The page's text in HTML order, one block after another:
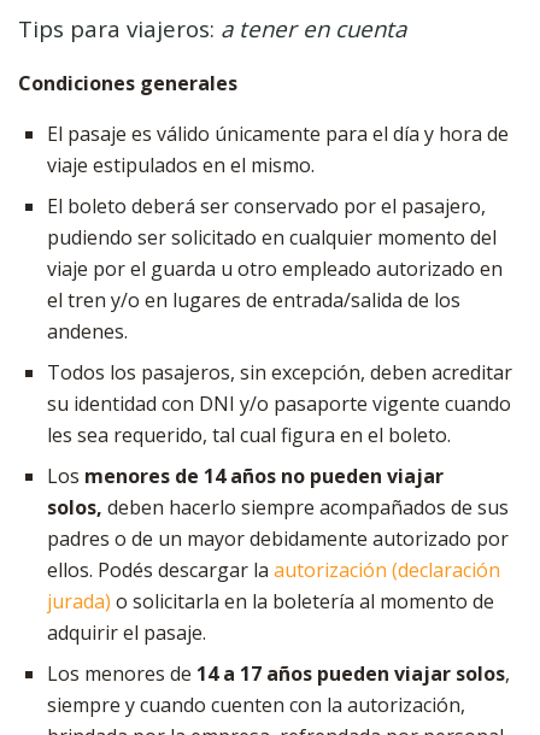
Tips para viajeros: a tener en cuenta
Condiciones generales
El pasaje es válido únicamente para el día y hora de
viaje estipulados en el mismo.
El boleto deberá ser conservado por el pasajero,
pudiendo ser solicitado en cualquier momento del
viaje por el guarda u otro empleado autorizado en
el tren y/o en lugares de entrada/salida de los
andenes.
Todos los pasajeros, sin excepción, deben acreditar
su identidad con DNI y/o pasaporte vigente cuando
les sea requerido, tal cual figura en el boleto.
Los menores de 14 años no pueden viajar
solos, deben hacerlo siempre acompañados de sus
padres o de un mayor debidamente autorizado por
ellos. Podés descargar la autorización (declaración
jurada) o solicitarla en la boletería al momento de
adquirir el pasaje.
Los menores de 14 a 17 años pueden viajar solos,
siempre y cuando cuenten con la autorización,